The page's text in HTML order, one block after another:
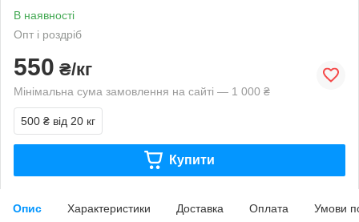
В наявності
Опт і роздріб
550 ₴/кг
Мінімальна сума замовлення на сайті — 1 000 ₴
500 ₴ від 20 кг
Купити
Опис Характеристики Доставка Оплата Умови